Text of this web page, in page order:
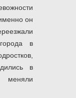
он
в
в